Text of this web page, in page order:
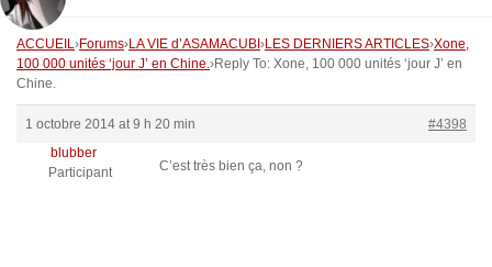
ACCUEIL›Forums›LA VIE d’ASAMACUBI ›LES DERNIERS ARTICLES›Xone,
100 000 unités ‘jour J’ en Chine.›Reply To: Xone, 100 000 unités ‘jour J’ en
Chine.
1 octobre 2014 at 9 h 20 min
#4398
blubber
Participant
C’est très bien ça, non ?